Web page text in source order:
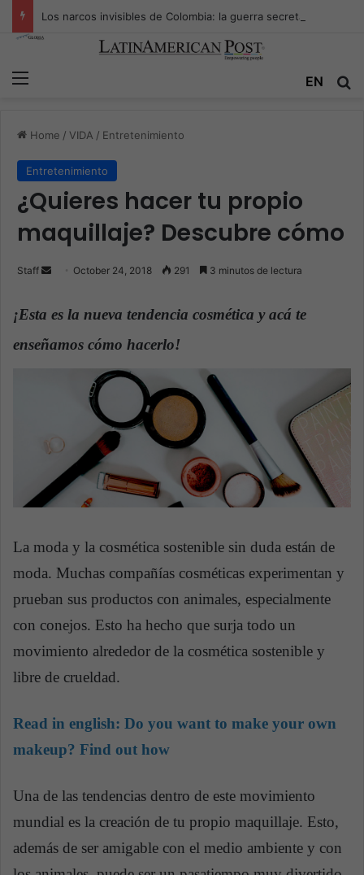
EN
Home / VIDA / Entretenimiento
Entretenimiento
¿Quieres hacer tu propio
maquillaje? Descubre cómo
Staff
n
a
October 24, 2018 291 3 minutos de lectura
¡Esta es la nueva tendencia cosmética y acá te
enseñamos cómo hacerlo!
La moda y la cosmética sostenible sin duda están de
moda. Muchas compañías cosméticas experimentan y
prueban sus productos con animales, especialmente
con conejos. Esto ha hecho que surja todo un
movimiento alrededor de la cosmética sostenible y
libre de crueldad.
Read in english: Do you want to make your own
makeup? Find out how
Una de las tendencias dentro de este movimiento
mundial es la creación de tu propio maquillaje. Esto,
además de ser amigable con el medio ambiente y con